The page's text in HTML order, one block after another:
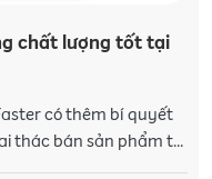
chất lượng tốt tại
có thêm bí quyết
thác bán sản phẩm tài
chí nh